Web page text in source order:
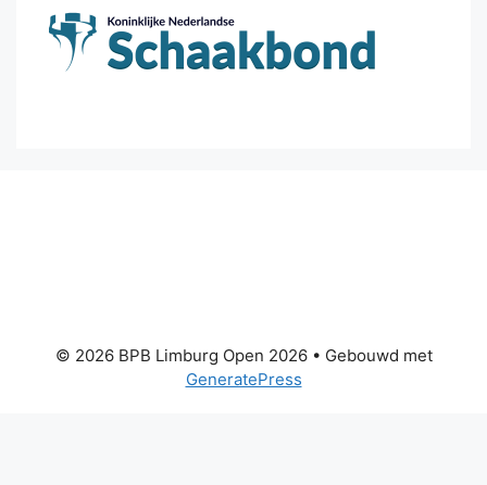
© 2026 BPB Limburg Open 2026• Gebouwd met
GeneratePress